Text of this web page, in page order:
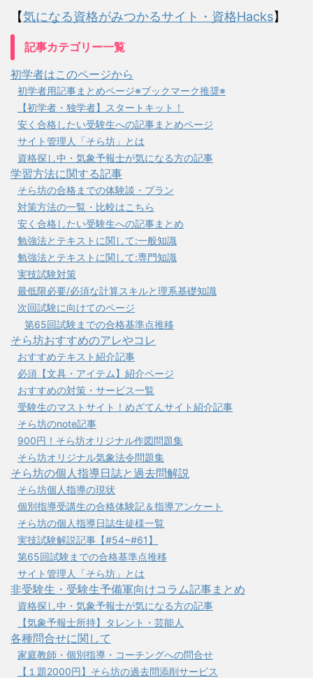
【気になる資格がみつかるサイト・資格Hacks】
記事カテゴリー一覧
初学者はこのページから
初学者用記事まとめページ※ブックマーク推奨※
【初学者・独学者】スタートキット！
安く合格したい受験生への記事まとめページ
サイト管理人「そら坊」とは
資格探し中・気象予報士が気になる方の記事
学習方法に関する記事
そら坊の合格までの体験談・プラン
対策方法の一覧・比較はこちら
安く合格したい受験生への記事まとめ
勉強法とテキストに関して:一般知識
勉強法とテキストに関して:専門知識
実技試験対策
最低限必要/必須な計算スキルと理系基礎知識
次回試験に向けてのページ
第65回試験までの合格基準点推移
そら坊おすすめのアレやコレ
おすすめテキスト紹介記事
必須【文具・アイテム】紹介ページ
おすすめの対策・サービス一覧
受験生のマストサイト！めざてんサイト紹介記事
そら坊のnote記事
900円！そら坊オリジナル作図問題集
そら坊オリジナル気象法令問題集
そら坊の個人指導日誌と過去問解説
そら坊個人指導の現状
個別指導受講生の合格体験記＆指導アンケート
そら坊の個人指導日誌生徒様一覧
実技試験解説記事【#54~#61】
第65回試験までの合格基準点推移
サイト管理人「そら坊」とは
非受験生・受験生予備軍向けコラム記事まとめ
資格探し中・気象予報士が気になる方の記事
【気象予報士所持】タレント・芸能人
各種問合せに関して
家庭教師・個別指導・コーチングへの問合せ
【１題2000円】そら坊の過去問添削サービス